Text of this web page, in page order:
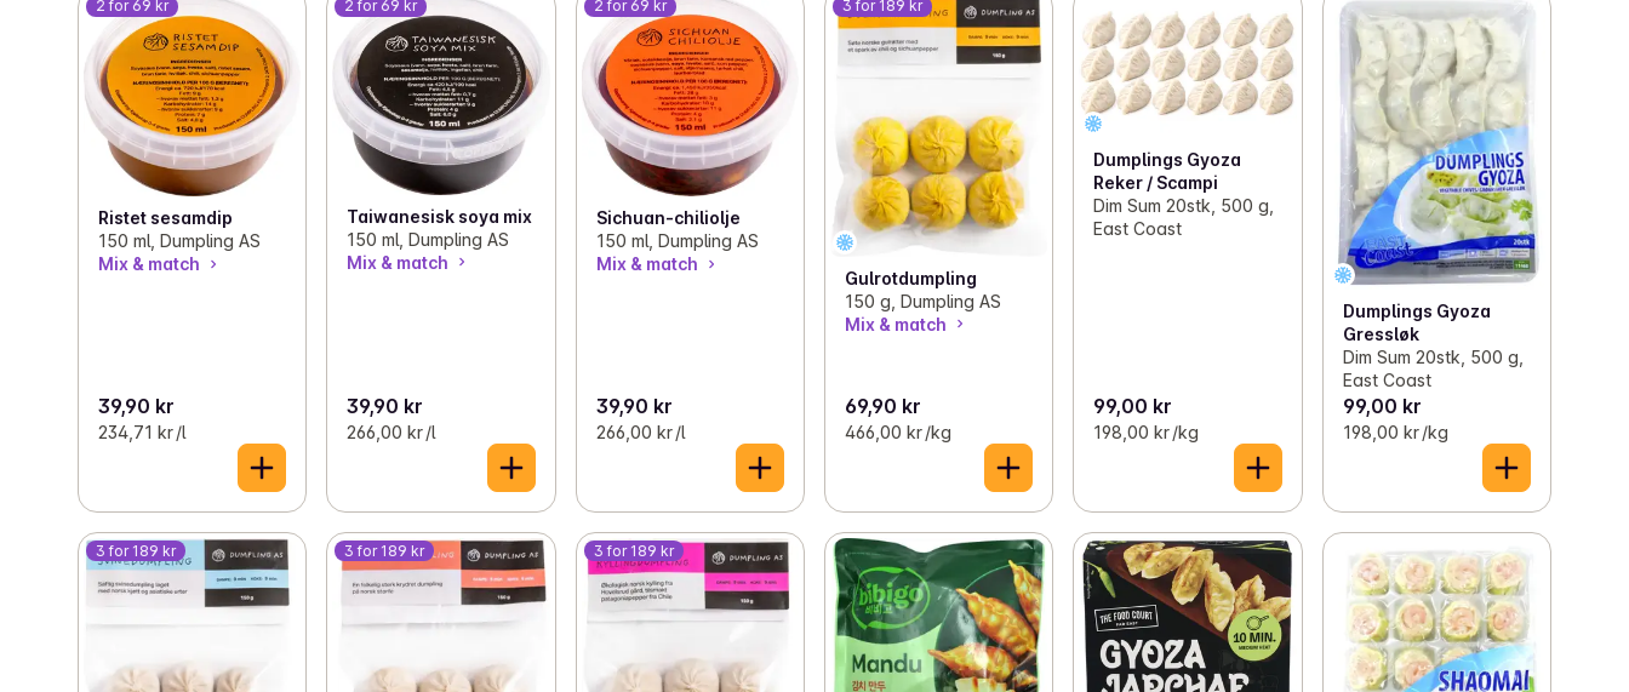
2 for 69 kr
Ristet sesamdip
150 ml, Dumpling AS
Mix & match
39,90 kr
234,71 kr /l
2 for 69 kr
Taiwanesisk soya mix
150 ml, Dumpling AS
Mix & match
39,90 kr
266,00 kr /l
2 for 69 kr
Sichuan-chiliolje
150 ml, Dumpling AS
Mix & match
39,90 kr
266,00 kr /l
3 for 189 kr
Gulrotdumpling
150 g, Dumpling AS
Mix & match
69,90 kr
466,00 kr /kg
Dumplings Gyoza
Reker / Scampi
Dim Sum 20stk, 500 g,
East Coast
99,00 kr
198,00 kr /kg
Dumplings Gyoza
Gressløk
Dim Sum 20stk, 500 g,
East Coast
99,00 kr
198,00 kr /kg
3 for 189 kr 3 for 189 kr 3 for 189 kr